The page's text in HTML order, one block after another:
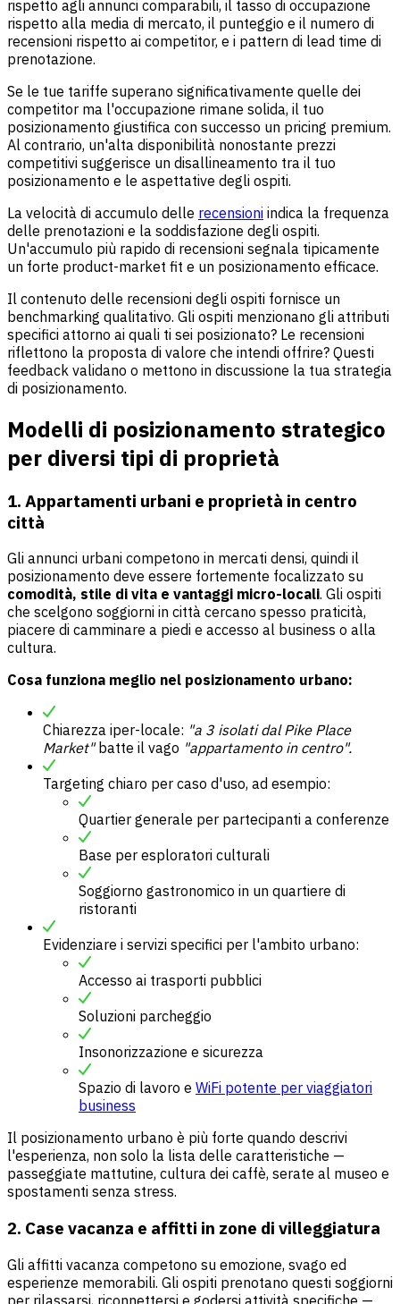
rispetto agli annunci comparabili, il tasso di occupazione
rispetto alla media di mercato, il punteggio e il numero di
recensioni rispetto ai competitor, e i pattern di lead time di
prenotazione.
Se le tue tariffe superano significativamente quelle dei
competitor ma l'occupazione rimane solida, il tuo
posizionamento giustifica con successo un pricing premium.
Al contrario, un'alta disponibilità nonostante prezzi
competitivi suggerisce un disallineamento tra il tuo
posizionamento e le aspettative degli ospiti.
La velocità di accumulo delle recensioni indica la frequenza
delle prenotazioni e la soddisfazione degli ospiti.
Un'accumulo più rapido di recensioni segnala tipicamente
un forte product-market fit e un posizionamento efficace.
Il contenuto delle recensioni degli ospiti fornisce un
benchmarking qualitativo. Gli ospiti menzionano gli attributi
specifici attorno ai quali ti sei posizionato? Le recensioni
riflettono la proposta di valore che intendi offrire? Questi
feedback validano o mettono in discussione la tua strategia
di posizionamento.
Modelli di posizionamento strategico
per diversi tipi di proprietà
1. Appartamenti urbani e proprietà in centro
città
Gli annunci urbani competono in mercati densi, quindi il
posizionamento deve essere fortemente focalizzato su
comodità, stile di vita e vantaggi micro-locali. Gli ospiti
che scelgono soggiorni in città cercano spesso praticità,
piacere di camminare a piedi e accesso al business o alla
cultura.
Cosa funziona meglio nel posizionamento urbano:
Chiarezza iper-locale: "a 3 isolati dal Pike Place
Market"batte il vago "appartamento in centro".
Targeting chiaro per caso d'uso, ad esempio:
Quartier generale per partecipanti a conferenze
Base per esploratori culturali
Soggiorno gastronomico in un quartiere di
ristoranti
Evidenziare i servizi specifici per l'ambito urbano:
Accesso ai trasporti pubblici
Soluzioni parcheggio
Insonorizzazione e sicurezza
Spazio di lavoro e WiFi potente per viaggiatori
business
Il posizionamento urbano è più forte quando descrivi
l'esperienza, non solo la lista delle caratteristiche —
passeggiate mattutine, cultura dei caffè, serate al museo e
spostamenti senza stress.
2. Case vacanza e affitti in zone di villeggiatura
Gli affitti vacanza competono su emozione, svago ed
esperienze memorabili. Gli ospiti prenotano questi soggiorni
per rilassarsi, riconnettersi e godersi attività specifiche —